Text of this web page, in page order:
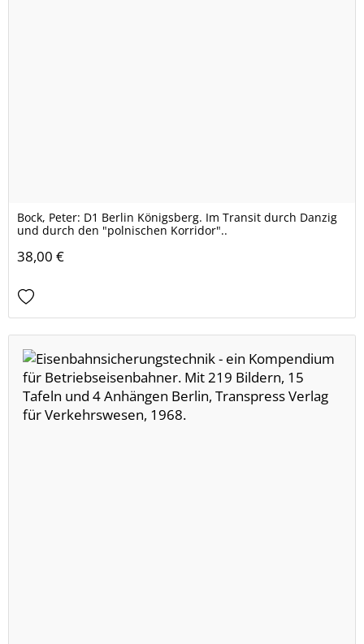
Bock, Peter: D1 Berlin Königsberg. Im Transit durch Danzig
und durch den "polnischen Korridor"..
38,00 €